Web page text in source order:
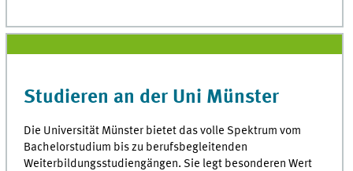
Studieren an der Uni Münster
Die Universität Münster bietet das volle Spektrum vom
Bachelorstudium bis zu berufsbegleitenden
Weiterbildungsstudiengängen. Sie legt besonderen Wert